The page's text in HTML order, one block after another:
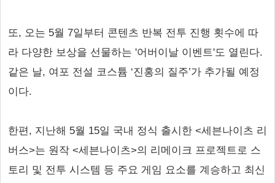
또, 오는 5월 7일부터 콘텐츠 반복 전투 진행 횟수에 따
라 다양한 보상을 선물하는 '어버이날 이벤트'도 열린다.
같은 날, 여포 전설 코스튬 ‘진홍의 질주’가 추가될 예정
이다.
한편, 지난해 5월 15일 국내 정식 출시한 <세븐나이츠 리
버스>는 원작 <세븐나이츠>의 리메이크 프로젝트로 스
토리 및 전투 시스템 등 주요 게임 요소를 계승하고 최신